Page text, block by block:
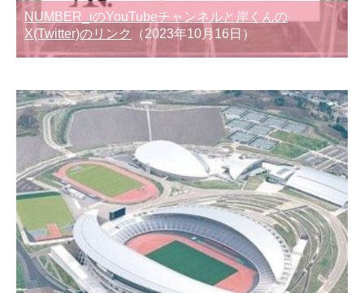
NUMBER_iのYouTubeチャンネルと岸くんの
X(Twitter)のリンク
（2023年10月16日）